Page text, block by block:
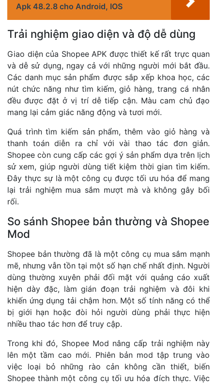
Apk 48.2.8 cho Android, IOS
Trải nghiệm giao diện và độ dễ dùng
Giao diện của Shopee APK được thiết kế rất trực quan
và dễ sử dụng, ngay cả với những người mới bắt đầu.
Các danh mục sản phẩm được sắp xếp khoa học, các
nút chức năng như tìm kiếm, giỏ hàng, trang cá nhân
đều được đặt ở vị trí dễ tiếp cận. Màu cam chủ đạo
mang lại cảm giác năng động và tươi mới.
Quá trình tìm kiếm sản phẩm, thêm vào giỏ hàng và
thanh toán diễn ra chỉ với vài thao tác đơn giản.
Shopee còn cung cấp các gợi ý sản phẩm dựa trên lịch
sử xem, giúp người dùng tiết kiệm thời gian tìm kiếm.
Đây thực sự là một công cụ được tối ưu hóa để mang
lại trải nghiệm mua sắm mượt mà và không gây bối
rối.
So sánh Shopee bản thường và Shopee
Mod
Shopee bản thường đã là một công cụ mua sắm mạnh
mẽ, nhưng vẫn tồn tại một số hạn chế nhất định. Người
dùng thường xuyên phải đối mặt với quảng cáo xuất
hiện dày đặc, làm gián đoạn trải nghiệm và đôi khi
khiến ứng dụng tải chậm hơn. Một số tính năng có thể
bị giới hạn hoặc đòi hỏi người dùng phải thực hiện
nhiều thao tác hơn để truy cập.
Trong khi đó, Shopee Mod nâng cấp trải nghiệm này
lên một tầm cao mới. Phiên bản mod tập trung vào
việc loại bỏ những rào cản không cần thiết, biến
Shopee thành một công cụ tối ưu hóa đích thực. Việc